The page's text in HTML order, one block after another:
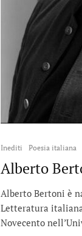
Inediti Poesia italiana
Alberto
Alberto Bertoni è
Letteratura
Novecento